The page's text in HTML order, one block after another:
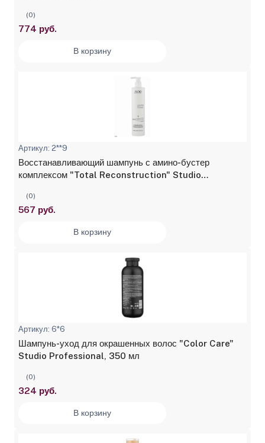
(0)
774 руб.
В корзину
Артикул: 2**9
Восстанавливающий шампунь с амино-бустер
комплексом "Total Reconstruction" Studio
(0)
567 руб.
В корзину
Артикул: 6*6
Шампунь-уход для окрашенных волос "Color Care"
Studio Professional, 350 мл
(0)
324 руб.
В корзину